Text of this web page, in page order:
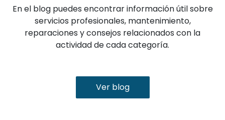
En el blog puedes encontrar información útil sobre
servicios profesionales, mantenimiento,
reparaciones y consejos relacionados con la
actividad de cada categoría.
Ver blog